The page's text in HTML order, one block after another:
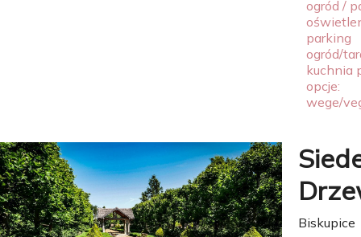
ogród /
parking
ogród/
kuchnia
opcje:
wege/
Biskupice